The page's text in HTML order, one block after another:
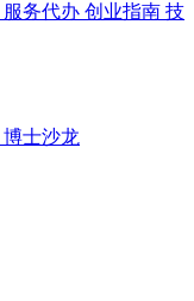
服务代办 创业指南 技
博士沙龙